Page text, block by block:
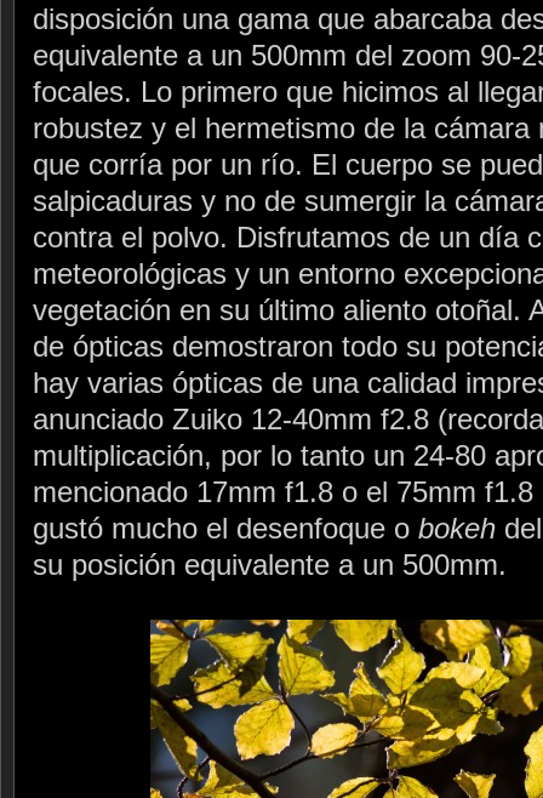
disposición una gama que abarcaba
equivalente a un 500mm del zoom 90-
focales. Lo primero que hicimos al
robustez y el hermetismo de la cámara
que corría por un río. El cuerpo se
salpicaduras y no de sumergir la
contra el polvo. Disfrutamos de un día
meteorológicas y un entorno
vegetación en su último aliento otoñal.
de ópticas demostraron todo su
hay varias ópticas de una calidad
anunciado Zuiko 12-40mm f2.8
multiplicación, por lo tanto un 24-80
mencionado 17mm f1.8 o el 75mm
gustó mucho el desenfoque o bokeh
su posición equivalente a un 500mm.